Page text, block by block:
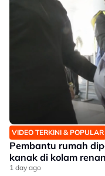
VIDEO TERKINI & POPULAR
Pembantu rumah
kanak di kolam
1 day ago